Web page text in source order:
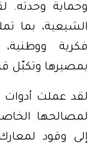
وحماية وحدته.
الشيعية، بما
فكرية
بمصيرها وتكبّل
لقد عملت أدوات
لمصالحها
إلى وقود